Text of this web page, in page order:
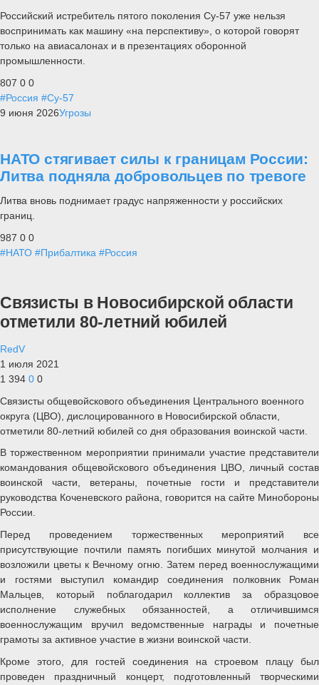
Российский истребитель пятого поколения Су-57 уже нельзя
воспринимать как машину «на перспективу», о которой говорят
только на авиасалонах и в презентациях оборонной
промышленности.
807 0 0
#Россия #Су-57
9 июня 2026Угрозы
НАТО стягивает силы к границам России:
Литва подняла добровольцев по тревоге
Литва вновь поднимает градус напряженности у российских
границ.
987 0 0
#НАТО #Прибалтика #Россия
Связисты в Новосибирской области
отметили 80-летний юбилей
RedV
1 июля 2021
1 394 0 0
Связисты общевойскового объединения Центрального военного
округа (ЦВО), дислоцированного в Новосибирской области,
отметили 80-летний юбилей со дня образования воинской части.
В торжественном мероприятии принимали участие представители
командования общевойскового объединения ЦВО, личный состав
воинской части, ветераны, почетные гости и представители
руководства Коченевского района, говорится на сайте Минобороны
России.
Перед проведением торжественных мероприятий все
присутствующие почтили память погибших минутой молчания и
возложили цветы к Вечному огню. Затем перед военнослужащими
и гостями выступил командир соединения полковник Роман
Мальцев, который поблагодарил коллектив за образцовое
исполнение служебных обязанностей, а отличившимся
военнослужащим вручил ведомственные награды и почетные
грамоты за активное участие в жизни воинской части.
Кроме этого, для гостей соединения на строевом плацу был
проведен праздничный концерт, подготовленный творческими